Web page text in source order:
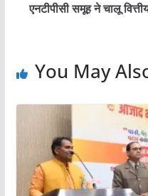
एनटीपीसी समूह ने चालू
You May